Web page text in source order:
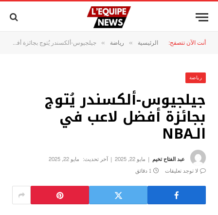
أنت الآن تتصفح: الرئيسية » رياضة » جيلجيوس-ألكسندر يُتوج بجائزة أفضل لاعب في الـNBA
رياضة
جيلجيوس-ألكسندر يُتوج
بجائزة أفضل لاعب في
الـNBA
عبد الفتاح تخيم مايو 22, 2025 آخر تحديث: مايو 22, 2025
لا توجد تعليقات
1 دقائق